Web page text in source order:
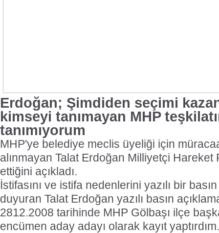
Erdoğan; Şimdiden seçimi
kimseyi tanımayan MHP
tanımıyorum
MHP'ye belediye meclis üyeliği için
alınmayan Talat Erdoğan Milliyetçi Hareket
ettiğini açıkladı.
İstifasını ve istifa nedenlerini yazılı bir
duyuran Talat Erdoğan yazılı basın
2812.2008 tarihinde MHP Gölbaşı ilçe
encümen aday adayı olarak kayıt